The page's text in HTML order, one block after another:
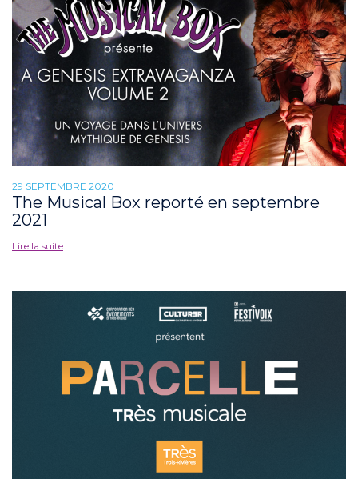
29 SEPTEMBRE 2020
The Musical Box reporté en septembre
2021
Lire la suite